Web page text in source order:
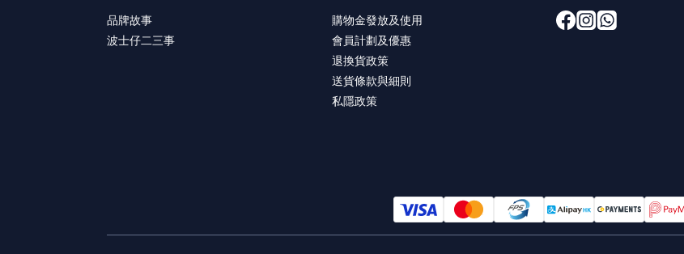
品牌故事
波士仔二三事
購物金發放及使用
會員計劃及優惠
退換貨政策
送貨條款與細則
私隱政策